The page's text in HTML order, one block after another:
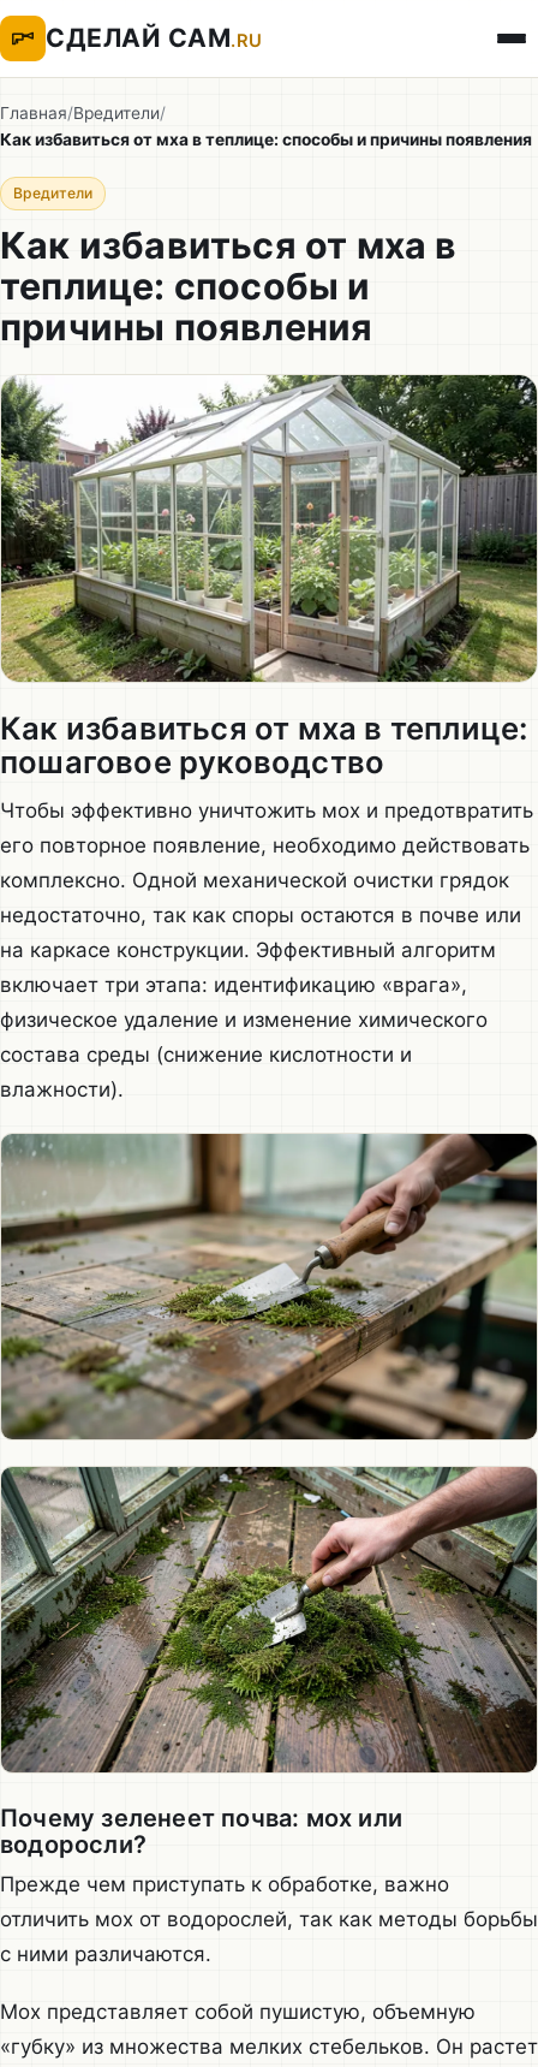
СДЕЛАЙ САМ.RU
Главная/Вредители/
Как избавиться от мха в теплице: способы и причины появления
Вредители
Как избавиться от мха в
теплице: способы и
причины появления
Как избавиться от мха в теплице:
пошаговое руководство
Чтобы эффективно уничтожить мох и предотвратить
его повторное появление, необходимо действовать
комплексно. Одной механической очистки грядок
недостаточно, так как споры остаются в почве или
на каркасе конструкции. Эффективный алгоритм
включает три этапа: идентификацию «врага»,
физическое удаление и изменение химического
состава среды (снижение кислотности и
влажности).
Почему зеленеет почва: мох или
водоросли?
Прежде чем приступать к обработке, важно
отличить мох от водорослей, так как методы борьбы
с ними различаются.
Мох представляет собой пушистую, объемную
«губку» из множества мелких стебельков. Он растет